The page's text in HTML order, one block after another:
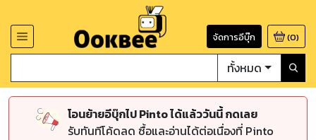
จัดการอีบุ๊ก (0)
ทั้งหมด
โอนย้ายอีบุ๊กไป Pinto ได้แล้ววันนี้ กดเลย
รับทันทีโค้ดลด ซื้อและอ่านได้ต่อเนื่องที่ Pinto